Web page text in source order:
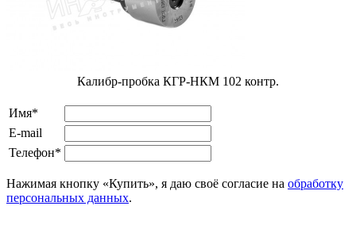
Калибр-пробка КГР-НКМ 102 контр.
Имя*
E-mail
Телефон*
Нажимая кнопку «Купить», я даю своё согласие на обработку
персональных данных.